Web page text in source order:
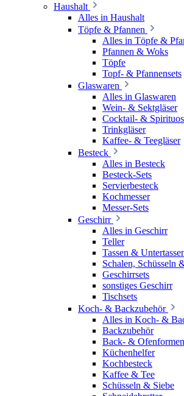
Haushalt
Alles in Haushalt
Töpfe & Pfannen
Alles in Töpfe &
Pfannen & Woks
Töpfe
Topf- & Pfannensets
Glaswaren
Alles in Glaswaren
Wein- & Sektgläser
Cocktail- &
Trinkgläser
Kaffee- & Teegläser
Besteck
Alles in Besteck
Besteck-Sets
Servierbesteck
Kochmesser
Messer-Sets
Geschirr
Alles in Geschirr
Teller
Tassen &
Schalen, Schüsseln
Geschirrsets
sonstiges Geschirr
Tischsets
Koch- & Backzubehör
Alles in Koch- &
Backzubehör
Back- & Ofenformen
Küchenhelfer
Kochbesteck
Kaffee & Tee
Schüsseln & Siebe